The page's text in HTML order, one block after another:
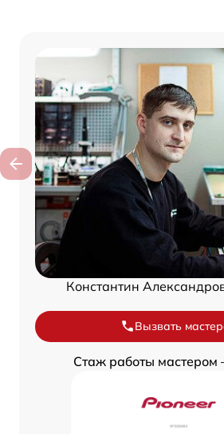
Константин
Вызвать
Стаж работы мастером